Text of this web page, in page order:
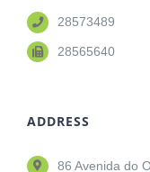
28573489
28565640
ADDRESS
86 Avenida do